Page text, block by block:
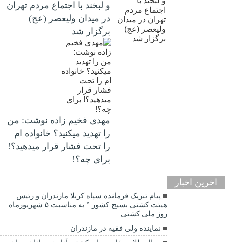
و لبخند با اجتماع مردم تهران
در میدان ولیعصر (عج)
برگزار شد
مهدی فخیم زاده نوشت: من
را تهدید میکنید؟ خانواده ام
را‌ تحت فشار قرار میدهید؟!
برای چه؟!
اخرین اخبار
پیام تبریک فرمانده سپاه کربلا مازندران و رئیس
هیئت کشتی بسیج کشور ” به مناسبت ۵ شهریورماه
روز ملی کشتی
نماينده ولی فقیه در مازندران